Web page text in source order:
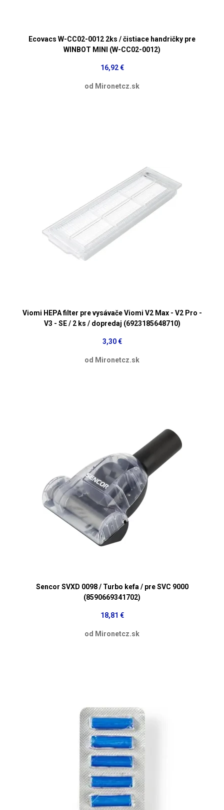
Ecovacs W-CC02-0012 2ks / čistiace handričky pre
WINBOT MINI (W-CC02-0012)
16,92 €
od Mironetcz.sk
Viomi HEPA filter pre vysávače Viomi V2 Max - V2 Pro -
V3 - SE / 2 ks / dopredaj (6923185648710)
3,30 €
od Mironetcz.sk
Sencor SVXD 0098 / Turbo kefa / pre SVC 9000
(8590669341702)
18,81 €
od Mironetcz.sk